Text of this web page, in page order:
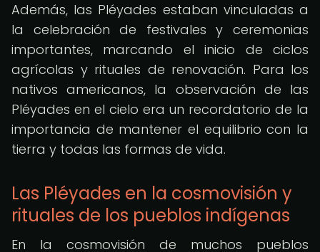
Además, las Pléyades estaban vinculadas a
la celebración de festivales y ceremonias
importantes, marcando el inicio de ciclos
agrícolas y rituales de renovación. Para los
nativos americanos, la observación de las
Pléyades en el cielo era un recordatorio de la
importancia de mantener el equilibrio con la
tierra y todas las formas de vida.
Las Pléyades en la cosmovisión y
rituales de los pueblos indígenas
En la cosmovisión de muchos pueblos